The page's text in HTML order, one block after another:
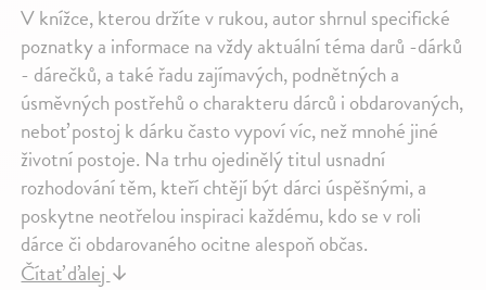
V knížce, kterou držíte v rukou, autor shrnul specifické
poznatky a informace na vždy aktuální téma darů -dárků
- dárečků, a také řadu zajímavých, podnětných a
úsměvných postřehů o charakteru dárců i obdarovaných,
neboť postoj k dárku často vypoví víc, než mnohé jiné
životní postoje. Na trhu ojedinělý titul usnadní
rozhodování těm, kteří chtějí být dárci úspěšnými, a
poskytne neotřelou inspiraci každému, kdo se v roli
dárce či obdarovaného ocitne alespoň občas.
Čítať ďalej↓